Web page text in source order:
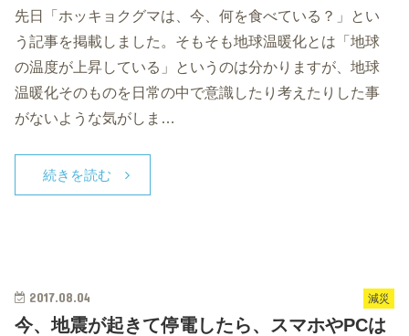
先日「ホッキョクグマは、今、何を食べている？」とい
う記事を掲載しました。そもそも地球温暖化とは「地球
の温度が上昇している」というのは分かりますが、地球
温暖化そのものを日常の中で意識したり考えたりした事
がないような気がしま…
続きを読む
2017.08.04 減災
今、地震が起きて停電したら、スマホやPCは